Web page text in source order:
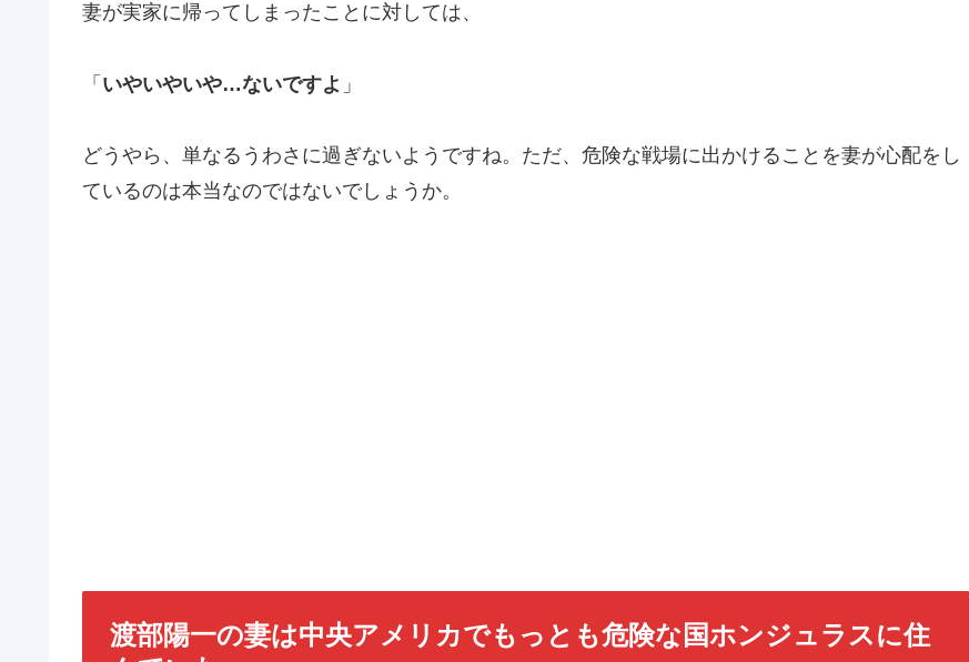
妻が実家に帰ってしまったことに対しては、
「 いやいやいや…ないですよ 」
どうやら、単なるうわさに過ぎないようですね。ただ、危険な戦場に出かけることを妻が心配をし
ているのは本当なのではないでしょうか。
渡部陽一の妻は中央アメリカでもっとも危険な国ホンジュラスに住